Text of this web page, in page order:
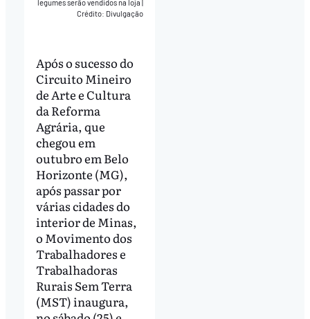
legumes serão vendidos na loja
Crédito: Divulgação
Após o sucesso do
Circuito Mineiro
de Arte e Cultura
da Reforma
Agrária, que
chegou em
outubro em Belo
Horizonte (MG),
após passar por
várias cidades do
interior de Minas,
o Movimento dos
Trabalhadores e
Trabalhadoras
Rurais Sem Terra
(MST) inaugura,